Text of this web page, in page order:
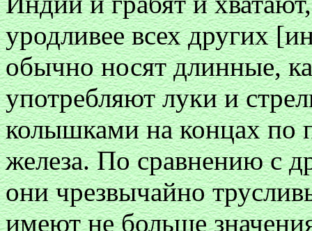
уродливее всех других
обычно носят длинные,
употребляют луки и
колышками на концах по
железа. По сравнению с
они чрезвычайно
имеют не больше